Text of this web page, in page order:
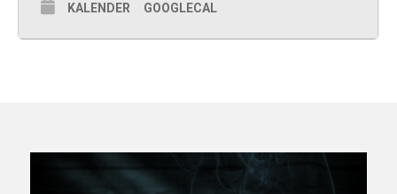
KALENDER GOOGLECAL